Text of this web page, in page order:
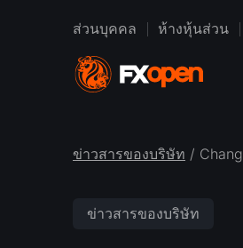
ส่วนบุคคล ห้างหุ้นส่วน
ข่าวสารของบริษัท /
ข่าวสารของบริษัท